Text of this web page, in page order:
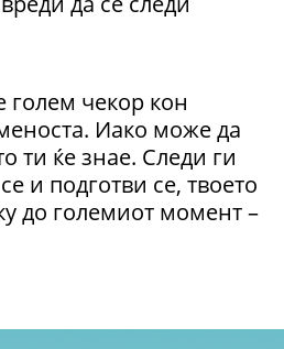
голем чекор кон
Иако може да
ти ќе знае. Следи ги
и подготви се, твоето
до големиот момент –